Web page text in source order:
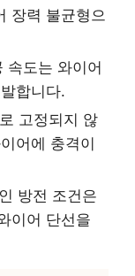
장력 불균형으
속도는 와이어
합니다.
고정되지 않
어에 충격이
방전 조건은
이어 단선을